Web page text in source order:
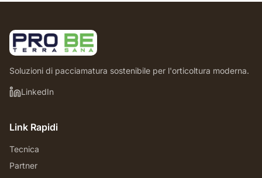
Soluzioni di pacciamatura sostenibile per l'orticoltura moderna.
LinkedIn
Link Rapidi
Tecnica
Partner